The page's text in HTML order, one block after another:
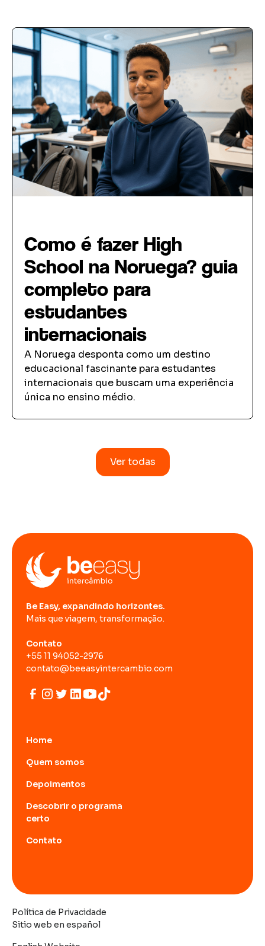
Como é fazer High
School na Noruega? guia
completo para
estudantes
internacionais
A Noruega desponta como um destino
educacional fascinante para estudantes
internacionais que buscam uma experiência
única no ensino médio.
Ver todas
Be Easy, expandindo horizontes.
Mais que viagem, transformação.
Contato
+55 11 94052-2976
contato@beeasyintercambio.com
Home
Quem somos
Depoimentos
Descobrir o programa
certo
Contato
Sitio web en español
Política de Privacidade